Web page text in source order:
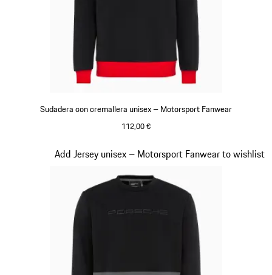
Sudadera con cremallera unisex – Motorsport Fanwear
112,00 €
Add Jersey unisex – Motorsport Fanwear to wishlist
Diapositiva 16 de 20